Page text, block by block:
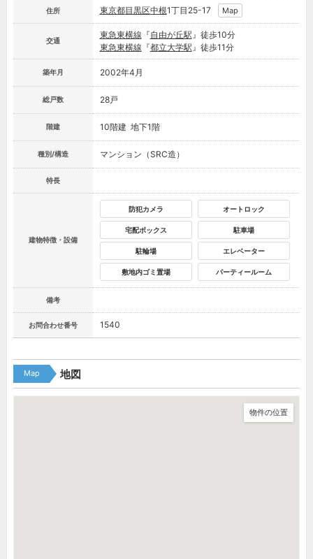
住所 東京都目黒区中根1丁目25-17 Map
交通
東急東横線 『自由が丘駅 』徒歩10分
東急東横線 『都立大学駅 』徒歩11分
築年月 2002年4月
総戸数 28戸
階建 10階建 地下1階
種別/構造 マンション（SRC造）
特長
建物特徴・設備
防犯カメラ オートロック
宅配ボックス 駐車場
駐輪場 エレベーター
敷地内ゴミ置場 パーティールーム
備考
お問合わせ番号 1540
Map 地図
物件の位置